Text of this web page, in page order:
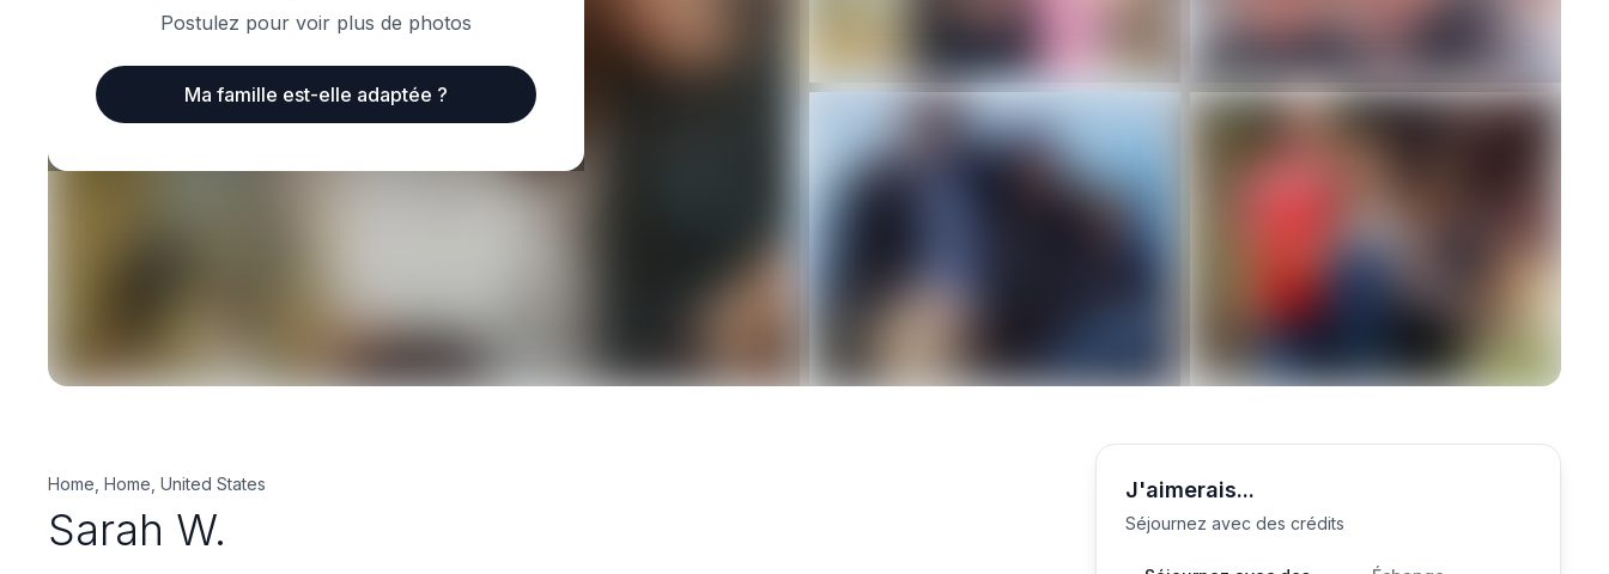
Postulez pour voir plus de photos
Ma famille est-elle adaptée ?
Home, Home, United States
Sarah W.
J'aimerais...
Séjournez avec des crédits